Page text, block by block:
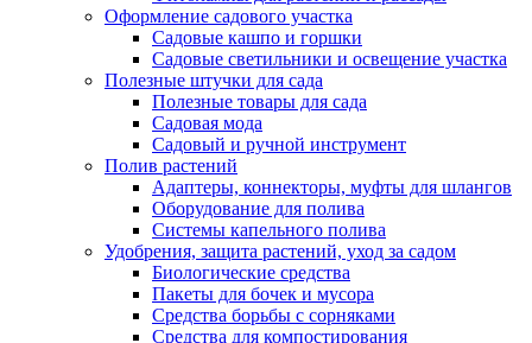
Оформление садового участка
Садовые кашпо и горшки
Садовые светильники и освещение участка
Полезные штучки для сада
Полезные товары для сада
Садовая мода
Садовый и ручной инструмент
Полив растений
Адаптеры, коннекторы, муфты для шлангов
Оборудование для полива
Системы капельного полива
Удобрения, защита растений, уход за садом
Биологические средства
Пакеты для бочек и мусора
Средства борьбы с сорняками
Средства для компостирования